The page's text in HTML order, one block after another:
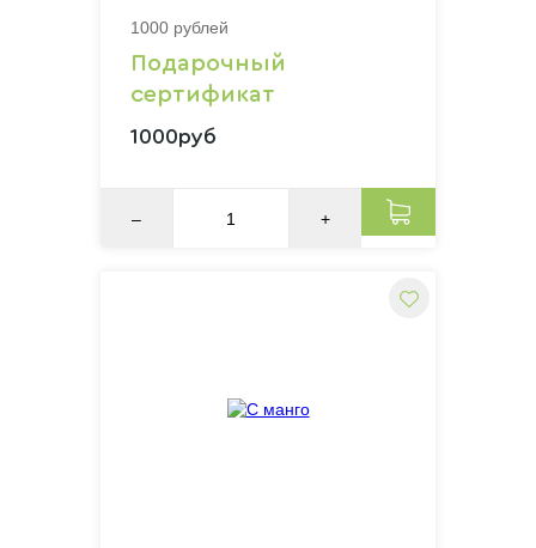
1000 рублей
Подарочный
сертификат
1000руб
– +